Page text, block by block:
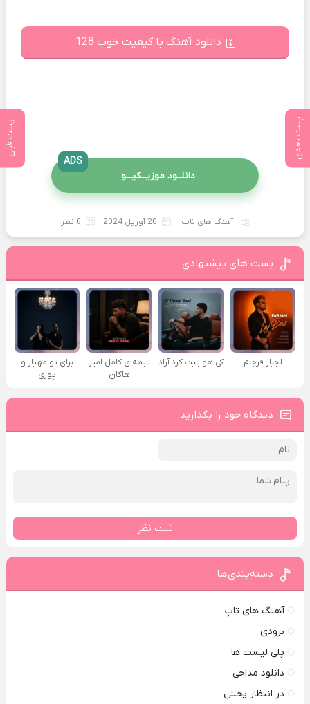
پست بعدی پست قبلی
دانلود آهنگ با کیفیت خوب 128
دانلــود موزیــکیـــو
ADS
آهنگ های تاپ 20 آوریل 2024 0 نظر
پست های پیشنهادی
لجباز فرجام کی هواییت کرد آراد
نیمه ی کامل امیر
هاکان
برای تو مهیار و
پوری
دیدگاه خود را بگذارید
ثبت نظر
دسته‌بندی‌ها
آهنگ های تاپ
بزودی
پلی لیست ها
دانلود مداحی
در انتظار پخش